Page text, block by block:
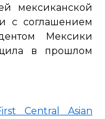
мексиканской
с соглашением
Мексики
в прошлом
Central Asian